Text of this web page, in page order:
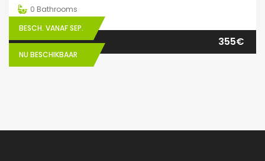
0 Bathrooms
BESCH. VANAF SEP.
NU BESCHIKBAAR
355€